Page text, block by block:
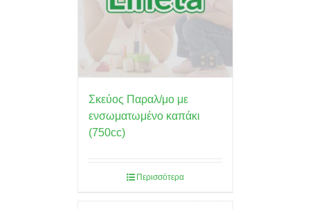
Σκεύος Παραλ/μο με
ενσωματωμένο καπάκι
(750cc)
Περισσότερα